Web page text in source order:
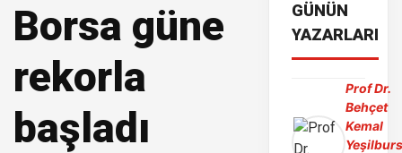
Borsa güne
rekorla
başladı
GÜNÜN
YAZARLARI
Prof Dr.
Behçet
Kemal